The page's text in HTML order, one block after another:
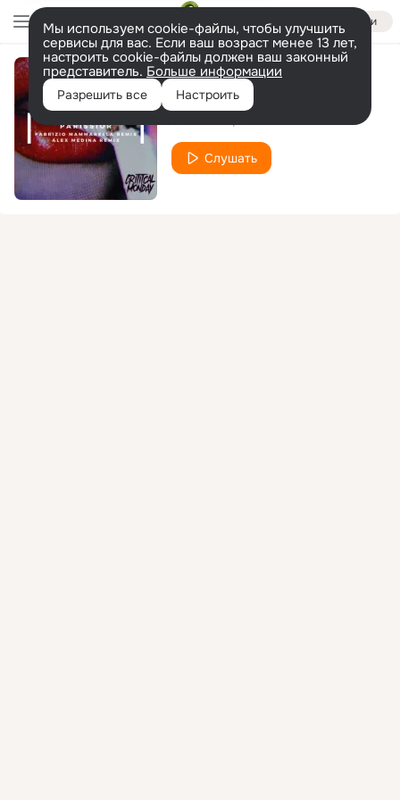
Войти
Мы используем cookie-файлы, чтобы улучшить
сервисы для вас. Если ваш возраст менее 13 лет,
настроить cookie-файлы должен ваш законный
представитель. Больше информации
Разрешить все Настроить
Zombies in Space
Слушать